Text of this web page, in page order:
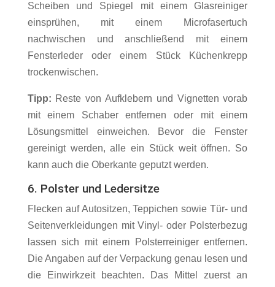
Scheiben und Spiegel mit einem Glasreiniger
einsprühen, mit einem Microfasertuch
nachwischen und anschließend mit einem
Fensterleder oder einem Stück Küchenkrepp
trockenwischen.
Tipp: Reste von Aufklebern und Vignetten vorab
mit einem Schaber entfernen oder mit einem
Lösungsmittel einweichen. Bevor die Fenster
gereinigt werden, alle ein Stück weit öffnen. So
kann auch die Oberkante geputzt werden.
6. Polster und Ledersitze
Flecken auf Autositzen, Teppichen sowie Tür- und
Seitenverkleidungen mit Vinyl- oder Polsterbezug
lassen sich mit einem Polsterreiniger entfernen.
Die Angaben auf der Verpackung genau lesen und
die Einwirkzeit beachten. Das Mittel zuerst an